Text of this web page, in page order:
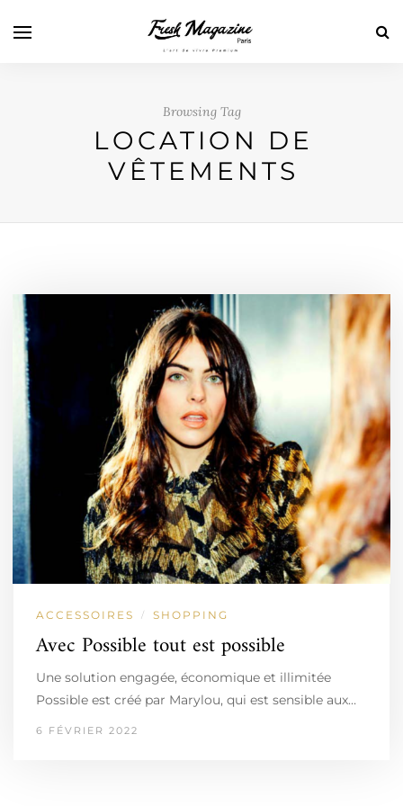
Browsing Tag
LOCATION DE
VÊTEMENTS
ACCESSOIRES / SHOPPING
Avec Possible tout est possible
Une solution engagée, économique et illimitée
Possible est créé par Marylou, qui est sensible aux…
6 FÉVRIER 2022